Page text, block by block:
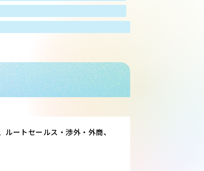
ートセールス・渉外・外商、